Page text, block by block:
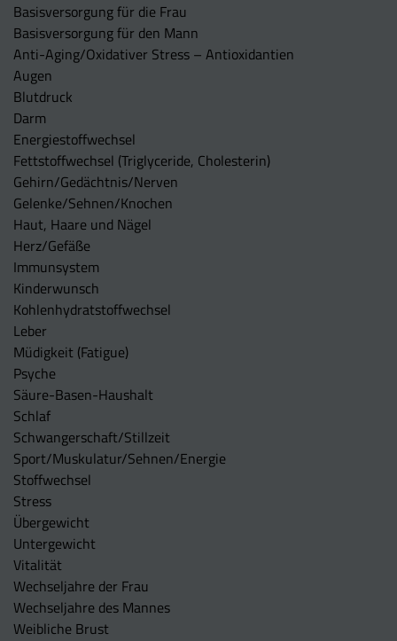
Basisversorgung für die Frau
Basisversorgung für den Mann
Anti-Aging/Oxidativer Stress – Antioxidantien
Augen
Blutdruck
Darm
Energiestoffwechsel
Fettstoffwechsel (Triglyceride, Cholesterin)
Gehirn/Gedächtnis/Nerven
Gelenke/Sehnen/Knochen
Haut, Haare und Nägel
Herz/Gefäße
Immunsystem
Kinderwunsch
Kohlenhydratstoffwechsel
Leber
Müdigkeit (Fatigue)
Psyche
Säure-Basen-Haushalt
Schlaf
Schwangerschaft/Stillzeit
Sport/Muskulatur/Sehnen/Energie
Stoffwechsel
Stress
Übergewicht
Untergewicht
Vitalität
Wechseljahre der Frau
Wechseljahre des Mannes
Weibliche Brust